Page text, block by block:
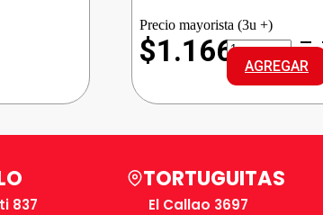
Precio mayorista (3u +)
$1.166LUX
J/TOCADOR
ORQ.NEGRA
cantidad
AGREGAR
837
TORTUGUITAS
El Callao 3697